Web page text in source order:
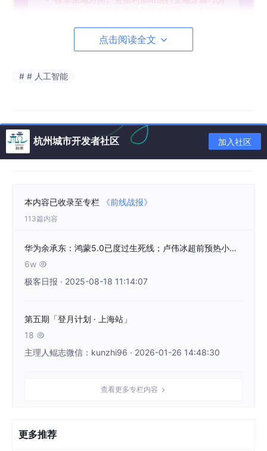
点击阅读全文
# # 人工智能
杭州城市开发者社区 加入社区
本内容已收录至专栏 《前线战报》
113篇内容
华为余承东：鸿蒙5.0已度过生死线；卢伟冰超前预热小米最新一代数字系列；Android Studio更新频率翻倍 | 极客头条
6w 
极客日报 · 2025-08-18 11:14:07
第五期「登月计划 · 上海站」
18 
主理人鲲志微信：kunzhi96 · 2026-01-26 14:48:30
查看更多专栏内容
更多推荐